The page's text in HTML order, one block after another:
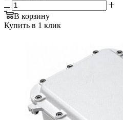
В корзину
Купить в 1 клик